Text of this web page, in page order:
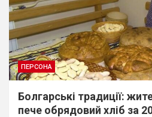
ПЕРСОНА
Болгарські традиції:
пече обрядовий хліб за